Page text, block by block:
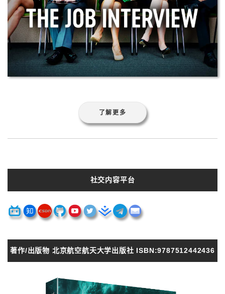
了解更多
社交内容平台
著作/出版物 北京航空航天大学出版社 ISBN:9787512442436